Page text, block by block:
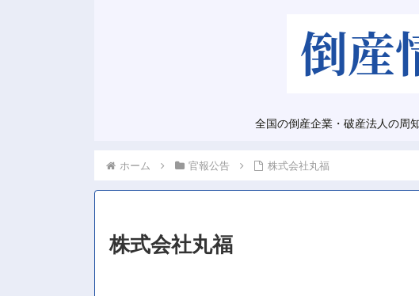
全国の倒産企業・破産法人の周
ホーム 官報公告 株式会社丸福
株式会社丸福